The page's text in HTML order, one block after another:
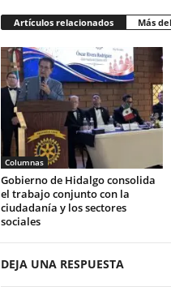
Artículos relacionados Más
Columnas
Gobierno de Hidalgo consolida
el trabajo conjunto con la
ciudadanía y los sectores
sociales
DEJA UNA RESPUESTA